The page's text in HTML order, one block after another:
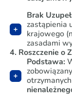
Brak
zastąpienia
krajowego
zasadami
4. Roszczenie o
Podstawa: